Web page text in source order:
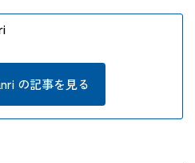
の記事を見る